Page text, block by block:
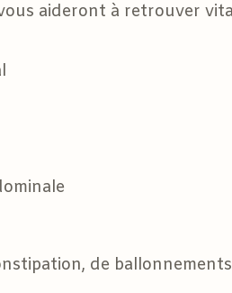
aideront à retrouver
de